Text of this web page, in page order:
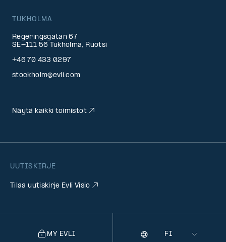
UUTISKIRJE
Tilaa uutiskirje Evli Visio
TUKHOLMA
Regeringsgatan 67
SE-111 56 Tukholma, Ruotsi
+46 70 433 0297
stockholm@evli.com
Näytä kaikki toimistot
MY EVLI Selecting
Kieli